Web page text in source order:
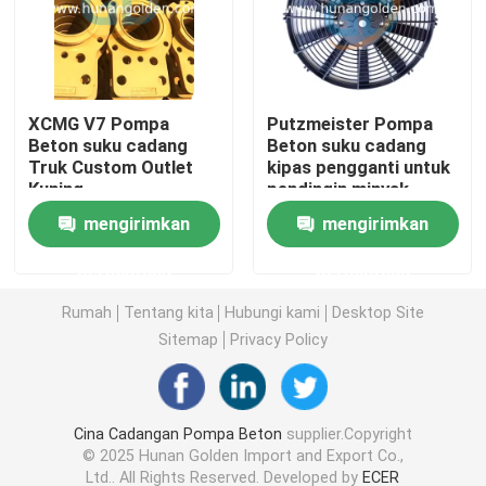
Motor Pompa Hidraulik Beton
Katup Kontrol Hidraulik
kit segel silinder hidrolik
Bagian Pneumatik Pusat
Truk Pompa Beton Bekas
XCMG V7 Pompa
Beton suku cadang
Truk Custom Outlet
Kuning
mengirimkan
Putzmeister Pompa
Beton suku cadang
kipas pengganti untuk
pendingin minyak
hidrolik
mengirimkan
Rumah Tentang kita Hubungi kami
Desktop Site
Sitemap
Privacy Policy
Cina Cadangan Pompa Beton supplier.Copyright
© 2025 Hunan Golden Import and Export Co.,
Ltd.. All Rights Reserved. Developed by ECER